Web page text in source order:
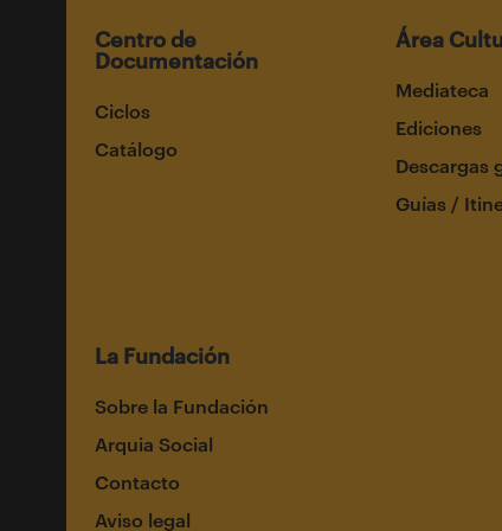
Centro de
Documentación
Ciclos
Catálogo
Área
Mediateca
Ediciones
Descargas
Guías /
La Fundación
Sobre la Fundación
Arquia Social
Contacto
Aviso legal